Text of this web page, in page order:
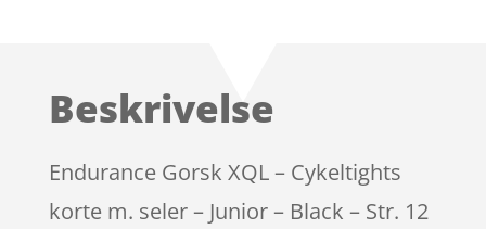
på
mmelser
Beskrivelse
Endurance Gorsk XQL – Cykeltights
korte m. seler – Junior – Black – Str. 12